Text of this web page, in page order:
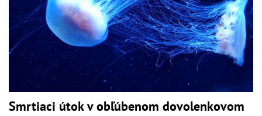
Smrtiaci útok v obľúbenom dovolenkovom